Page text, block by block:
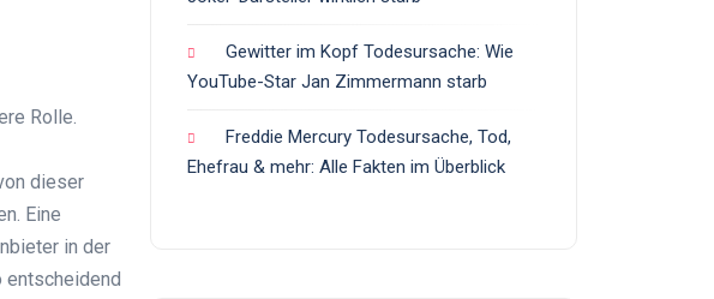
Rolle.
dieser
Eine
in der
entscheidend
Gewitter im Kopf Todesursache: Wie
YouTube-Star Jan Zimmermann starb
Freddie Mercury Todesursache, Tod,
Ehefrau & mehr: Alle Fakten im Überblick